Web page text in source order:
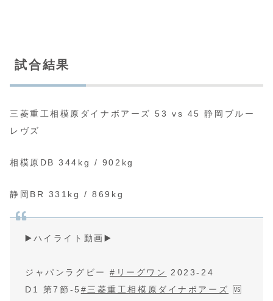
試合結果
三菱重工相模原ダイナボアーズ 53 vs 45 静岡ブルー
レヴズ
相模原DB 344kg / 902kg
静岡BR 331kg / 869kg
▶️ハイライト動画▶️
ジャパンラグビー#リーグワン
2023-24
D1 第7節-5 #三菱重工相模原ダイナボアーズ
🆚